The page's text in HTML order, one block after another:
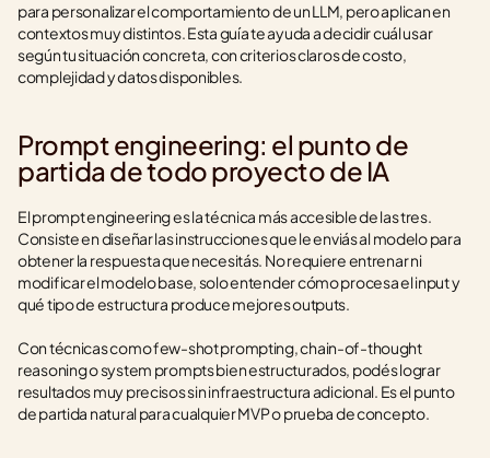
para personalizar el comportamiento de un LLM, pero aplican en
contextos muy distintos. Esta guía te ayuda a decidir cuál usar
según tu situación concreta, con criterios claros de costo,
complejidad y datos disponibles.
Prompt engineering: el punto de
partida de todo proyecto de IA
El prompt engineering es la técnica más accesible de las tres.
Consiste en diseñar las instrucciones que le enviás al modelo para
obtener la respuesta que necesitás. No requiere entrenar ni
modificar el modelo base, solo entender cómo procesa el input y
qué tipo de estructura produce mejores outputs.
Con técnicas como few-shot prompting, chain-of-thought
reasoning o system prompts bien estructurados, podés lograr
resultados muy precisos sin infraestructura adicional. Es el punto
de partida natural para cualquier MVP o prueba de concepto.